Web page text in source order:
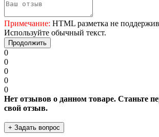
Примечание: HTML разметка не
Используйте обычный текст.
Продолжить
0
0
0
0
0
Нет отзывов о данном товаре. Станьте
свой отзыв.
+ Задать вопрос